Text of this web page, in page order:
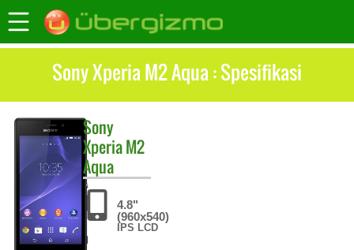
Sony Xperia M2 Aqua : Spesifikasi
Sony
Xperia M2
Aqua
4.8"
(960x540)
IPS LCD